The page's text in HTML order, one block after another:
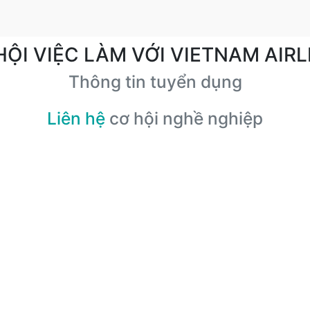
VIỆC LÀM VỚI VIETNAM
Thông tin tuyển dụng
Liên hệ cơ hội nghề nghiệp